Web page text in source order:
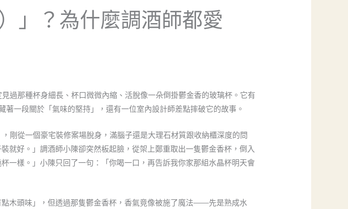
」？為什麼調酒師都愛
過那種杯身細長、杯口微微內縮、活脫像一朵倒掛鬱金香的玻璃杯。它有
著一段關於「氣味的堅持」，還有一位室內設計師差點摔破它的故事。
，剛從一個豪宅裝修案場脫身，滿腦子還是大理石材質跟收納櫃深度的問
就好。」調酒師小陳卻突然板起臉，從架上鄭重取出一隻鬱金香杯，倒入
一樣。」小陳只回了一句：「你喝一口，再告訴我你家那組水晶杯明天會
木頭味」，但透過那隻鬱金香杯，香氣竟像被施了魔法——先是熟成水